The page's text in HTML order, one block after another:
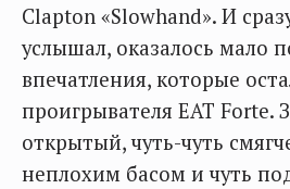
Clapton «Slowhand». И
услышал, оказалось мало
впечатления, которые
проигрывателя EAT Forte.
открытый, чуть-чуть
неплохим басом и чуть